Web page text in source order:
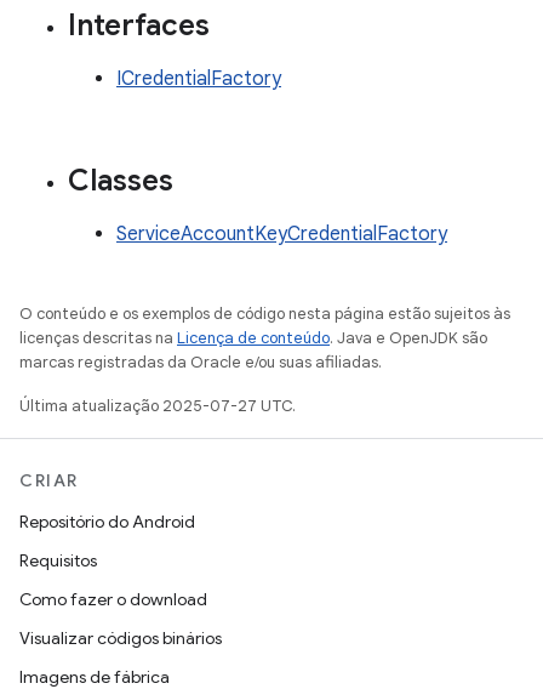
Interfaces
ICredentialFactory
Classes
ServiceAccountKeyCredentialFactory
O conteúdo e os exemplos de código nesta página estão sujeitos às
licenças descritas na Licença de conteúdo. Java e OpenJDK são
marcas registradas da Oracle e/ou suas afiliadas.
Última atualização 2025-07-27 UTC.
CRIAR
Repositório do Android
Requisitos
Como fazer o download
Visualizar códigos binários
Imagens de fábrica